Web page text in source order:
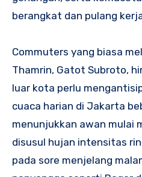
berangkat dan pulang
Commuters yang biasa
Thamrin, Gatot Subroto,
luar kota perlu
cuaca harian di Jakarta
menunjukkan awan mulai
disusul hujan intensitas
pada sore menjelang